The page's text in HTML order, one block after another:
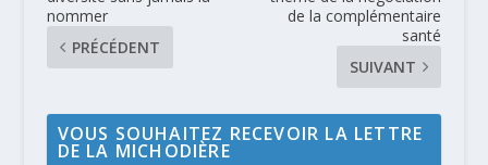
nommer
PRÉCÉDENT
de la complémentaire
santé
SUIVANT
VOUS SOUHAITEZ RECEVOIR LA LETTRE
DE LA MICHODIÈRE